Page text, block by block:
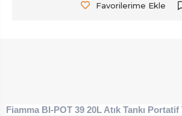
Favorilerime Ekle
Fiamma BI-POT 39 20L Atık Tankı Portatif